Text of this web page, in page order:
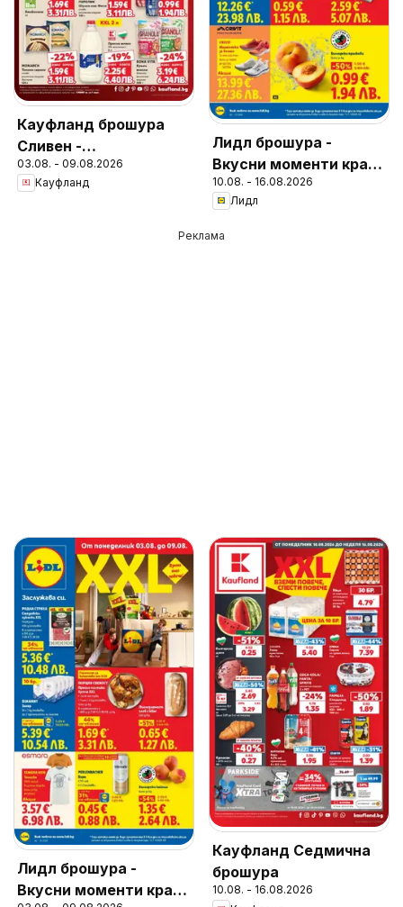
Кауфланд брошура
Сливен -
Предложения за
цялото семейство
03.08. - 09.08.2026
Кауфланд
Лидл брошура -
Вкусни моменти край
грила
10.08. - 16.08.2026
Лидл
Реклама
Лидл брошура -
Вкусни моменти край
Кауфланд Седмична
брошура
10.08. - 16.08.2026